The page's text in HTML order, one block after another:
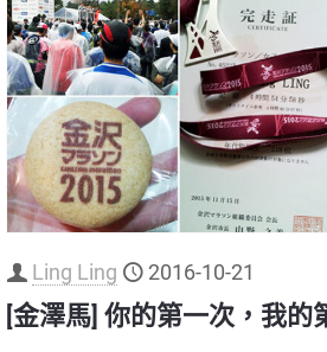
Ling Ling 2016-10-21
[金澤馬] 你的第一次，我的